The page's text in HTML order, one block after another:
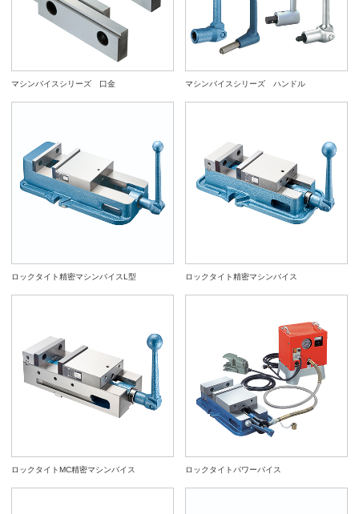
マシンバイスシリーズ 口金 マシンバイスシリーズ ハンドル
ロックタイト精密マシンバイスL型 ロックタイト精密マシンバイス
ロックタイトMC精密マシンバイス ロックタイトパワーバイス